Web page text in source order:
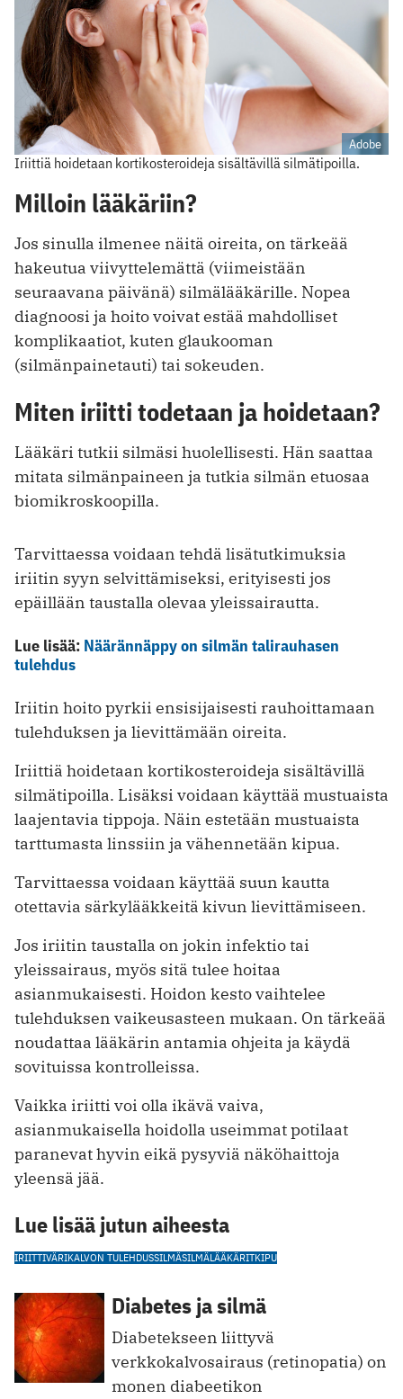
Adobe
Iriittiä hoidetaan kortikosteroideja sisältävillä silmätipoilla.
Milloin lääkäriin?
Jos sinulla ilmenee näitä oireita, on tärkeää
hakeutua viivyttelemättä (viimeistään
seuraavana päivänä) silmälääkärille. Nopea
diagnoosi ja hoito voivat estää mahdolliset
komplikaatiot, kuten glaukooman
(silmänpainetauti) tai sokeuden.
Miten iriitti todetaan ja hoidetaan?
Lääkäri tutkii silmäsi huolellisesti. Hän saattaa
mitata silmänpaineen ja tutkia silmän etuosaa
biomikroskoopilla.
Tarvittaessa voidaan tehdä lisätutkimuksia
iriitin syyn selvittämiseksi, erityisesti jos
epäillään taustalla olevaa yleissairautta.
Lue lisää: Näärännäppy on silmän talirauhasen
tulehdus
Iriitin hoito pyrkii ensisijaisesti rauhoittamaan
tulehduksen ja lievittämään oireita.
Iriittiä hoidetaan kortikosteroideja sisältävillä
silmätipoilla. Lisäksi voidaan käyttää mustuaista
laajentavia tippoja. Näin estetään mustuaista
tarttumasta linssiin ja vähennetään kipua.
Tarvittaessa voidaan käyttää suun kautta
otettavia särkylääkkeitä kivun lievittämiseen.
Jos iriitin taustalla on jokin infektio tai
yleissairaus, myös sitä tulee hoitaa
asianmukaisesti. Hoidon kesto vaihtelee
tulehduksen vaikeusasteen mukaan. On tärkeää
noudattaa lääkärin antamia ohjeita ja käydä
sovituissa kontrolleissa.
Vaikka iriitti voi olla ikävä vaiva,
asianmukaisella hoidolla useimmat potilaat
paranevat hyvin eikä pysyviä näköhaittoja
yleensä jää.
Lue lisää jutun aiheesta
IRIITTIVÄRIKALVON TULEHDUSSILMÄSILMÄLÄÄKÄRITKIPU
Diabetes ja silmä
Diabetekseen liittyvä
verkkokalvosairaus (retinopatia) on
monen diabeetikon